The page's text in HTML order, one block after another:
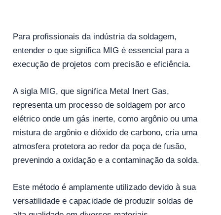
Para profissionais da indústria da soldagem,
entender o que significa MIG é essencial para a
execução de projetos com precisão e eficiência.
A sigla MIG, que significa Metal Inert Gas,
representa um processo de soldagem por arco
elétrico onde um gás inerte, como argônio ou uma
mistura de argônio e dióxido de carbono, cria uma
atmosfera protetora ao redor da poça de fusão,
prevenindo a oxidação e a contaminação da solda.
Este método é amplamente utilizado devido à sua
versatilidade e capacidade de produzir soldas de